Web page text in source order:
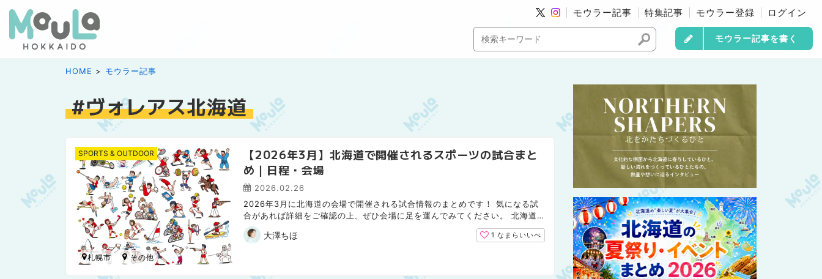
モウラー記事 特集記事 モウラー登録 ログイン
モウラー記事を書く
HOME モウラー記事
ヴォレアス北海道
【2026年3月】北海道で開催されるスポーツの試合まと
め｜日程・会場
2026.02.26
2026年3月に北海道の会場で開催される試合情報のまとめです！ 気になる試
合があれば詳細をご確認の上、ぜひ会場に足を運んでみてください。 北海道
日本ハムファイターズ（野球） 北海道コンサドーレ札幌（サッカ...
大澤ちほ 1なまらいいべ
SPORTS & OUTDOOR
札幌市